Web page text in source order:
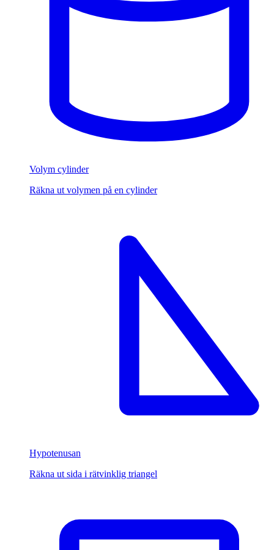
Volym cylinder
Räkna ut volymen på en cylinder
Hypotenusan
Räkna ut sida i rätvinklig triangel